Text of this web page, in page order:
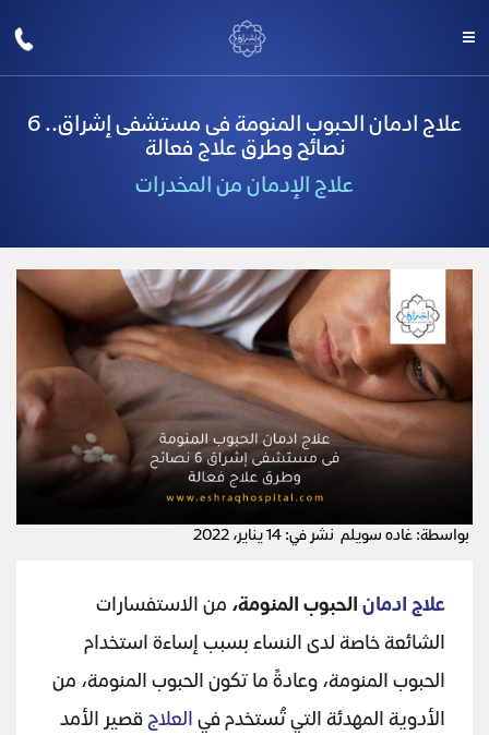
علاج ادمان الحبوب المنومة فى مستشفى إشراق.. 6
نصائح وطرق علاج فعالة
علاج الإدمان من المخدرات
بواسطة: غاده سويلم نشر في: 14 يناير، 2022
علاج ادمان الحبوب المنومة، من الاستفسارات
الشائعة خاصة لدى النساء بسبب إساءة استخدام
الحبوب المنومة، وعادةً ما تكون الحبوب المنومة، من
الأدوية المهدئة التي تُستخدم في العلاجقصير الأمد